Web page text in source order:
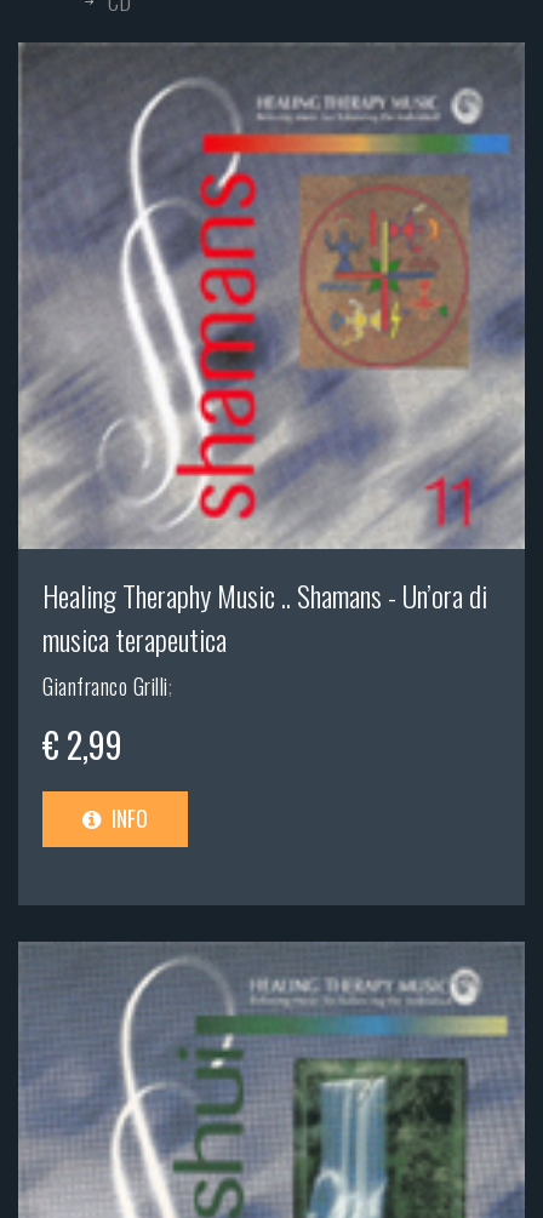
Healing Theraphy Music .. Shamans - Un’ora di
musica terapeutica
Gianfranco Grilli;
€ 2,99
INFO